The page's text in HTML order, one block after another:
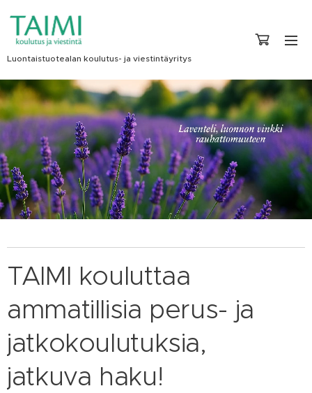
Luontaistuotealan koulutus- ja viestintäyritys
TAIMI kouluttaa
ammatillisia perus- ja
jatkokoulutuksia,
jatkuva haku!